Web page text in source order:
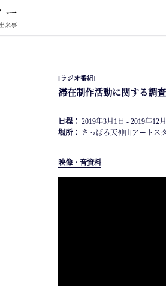
[ラジオ番組]
滞在制作活動に関する調
日程： 2019年3月1日 - 2019年12
場所：
さっぽろ天神山アートス
映像・音資料